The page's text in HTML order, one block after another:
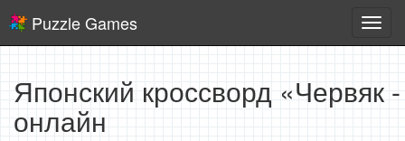
игры
Puzzle Games
Японский кроссворд «Червяк
онлайн